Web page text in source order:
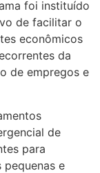
foi instituído
de facilitar o
econômicos
da
de empregos e
de
para
e